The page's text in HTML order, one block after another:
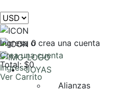
Ingresa o crea una cuenta
Crea una cuenta
Ingresa
0
Total: $0
Ver Carrito
JOYAS
Alianzas